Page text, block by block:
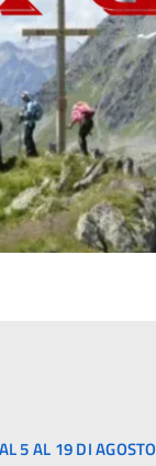
5 AL 19 DI AGOSTO